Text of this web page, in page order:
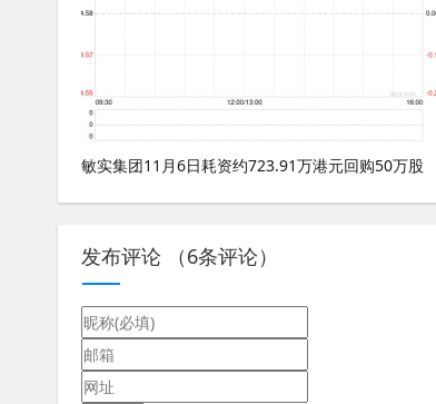
敏实集团11月6日耗资约723.91万港元回购50万股
发布评论 （6条评论）